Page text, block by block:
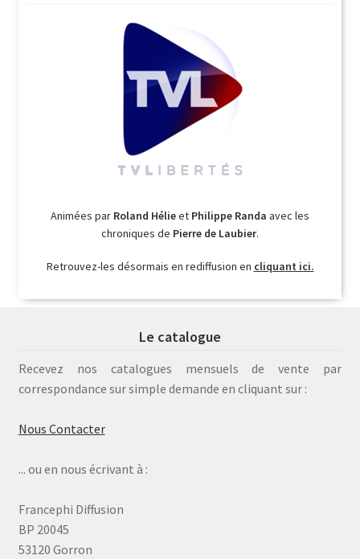
Animées par Roland Hélieet Philippe Randa avec les
chroniques de Pierre de Laubier.
Retrouvez-les désormais en rediffusion en cliquant ici.
Le catalogue
Recevez nos catalogues mensuels de vente par
correspondance sur simple demande en cliquant sur :
Nous Contacter
... ou en nous écrivant à :
Francephi Diffusion
BP 20045
53120 Gorron